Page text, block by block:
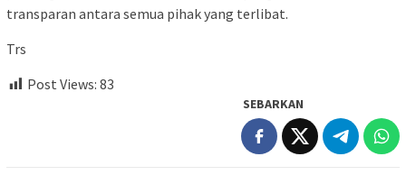
transparan antara semua pihak yang terlibat.
Trs
Post Views: 83
SEBARKAN